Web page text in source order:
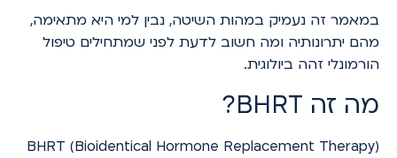
במאמר זה נעמיק במהות השיטה, נבין למי היא מתאימה,
מהם יתרונותיה ומה חשוב לדעת לפני שמתחילים טיפול
הורמונלי זהה ביולוגית.
מה זה BHRT?
BHRT (Bioidentical Hormone Replacement Therapy)